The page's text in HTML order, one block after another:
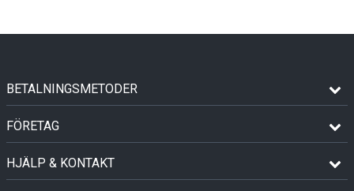
BETALNINGSMETODER
FÖRETAG
HJÄLP & KONTAKT